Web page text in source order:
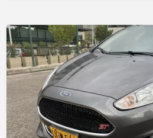
Ford
Fiesta
Hactchback
Titanium
1.6